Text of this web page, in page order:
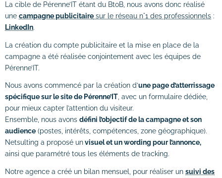
La cible de Pérenne’IT étant du BtoB, nous avons donc réalisé
une campagne publicitaire sur le réseau n°1 des professionnels :
LinkedIn.
La création du compte publicitaire et la mise en place de la
campagne a été réalisée conjointement avec les équipes de
Pérenne’IT.
Nous avons commencé par la création d’une page d’atterrissage
spécifique sur le site de Pérenne’IT, avec un formulaire dédiée,
pour mieux capter l’attention du visiteur.
Ensemble, nous avons défini l’objectif de la campagne et son
audience (postes, intérêts, compétences, zone géographique).
Netsulting a proposé unvisuel et un wording pour l’annonce,
ainsi que paramétré tous les éléments de tracking.
Notre agence a créé un bilan mensuel, pour réaliser un suivi des